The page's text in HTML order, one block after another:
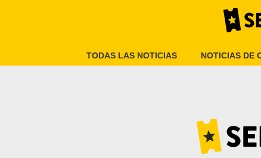
TODAS LAS NOTICIAS NOTICIAS DE